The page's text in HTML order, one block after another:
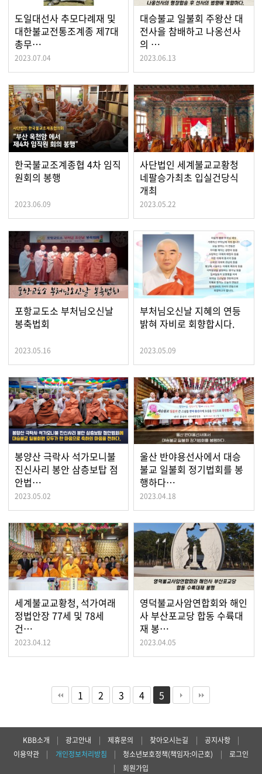
도일대선사 추모다례재 및
대한불교전통조계종 제7대
총무…
2023.07.04
대승불교 일불회 주왕산 대
전사을 참배하고 나옹선사
의 …
2023.06.13
한국불교조계종협 4차 임직
원회의 봉행
2023.06.09
사단법인 세계불교교황청
네팔승가최초 입실건당식
개최
2023.05.22
포항교도소 부처님오신날
봉축법회
2023.05.16
부처님오신날 지혜의 연등
밝혀 자비로 회향합시다.
2023.05.09
봉양산 극락사 석가모니불
진신사리 봉안 삼층보탑 점
안법…
2023.05.02
울산 반야용선사에서 대승
불교 일불회 정기법회를 봉
행하다…
2023.04.18
세계불교교황청, 석가여래
정법안장 77세 및 78세
건…
2023.04.12
영덕불교사암연합회와 해인
사 부산포교당 합동 수륙대
재 봉…
2023.04.05
1 2 3 4 5
KBB소개 | 광고안내 | 제휴문의 | 찾아오시는길 | 공지사항
|
이용약관
| 개인정보처리방침 | 청소년보호정책(책임자:이근호) |
로그인
|
회원가입